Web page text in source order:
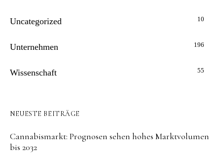
Uncategorized 10
Unternehmen 196
Wissenschaft 55
NEUESTE BEITRÄGE
Cannabismarkt: Prognosen sehen hohes Marktvolumen
bis 2032